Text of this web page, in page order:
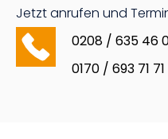
Jetzt anrufen und
0208 / 635 46
0170 / 693 71 71